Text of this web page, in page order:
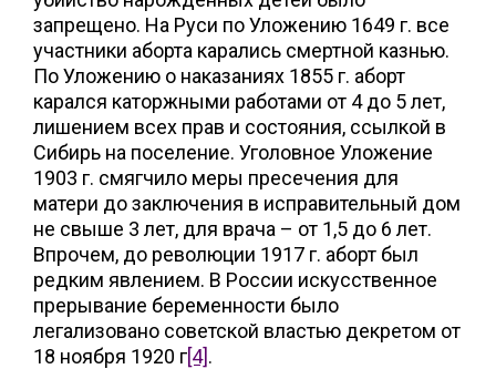
запрещено. На Руси по Уложению 1649 г. все
участники аборта карались смертной казнью.
По Уложению о наказаниях 1855 г. аборт
карался каторжными работами от 4 до 5 лет,
лишением всех прав и состояния, ссылкой в
Сибирь на поселение. Уголовное Уложение
1903 г. смягчило меры пресечения для
матери до заключения в исправительный дом
не свыше 3 лет, для врача – от 1,5 до 6 лет.
Впрочем, до революции 1917 г. аборт был
редким явлением. В России искусственное
прерывание беременности было
легализовано советской властью декретом от
18 ноября 1920 г[4].